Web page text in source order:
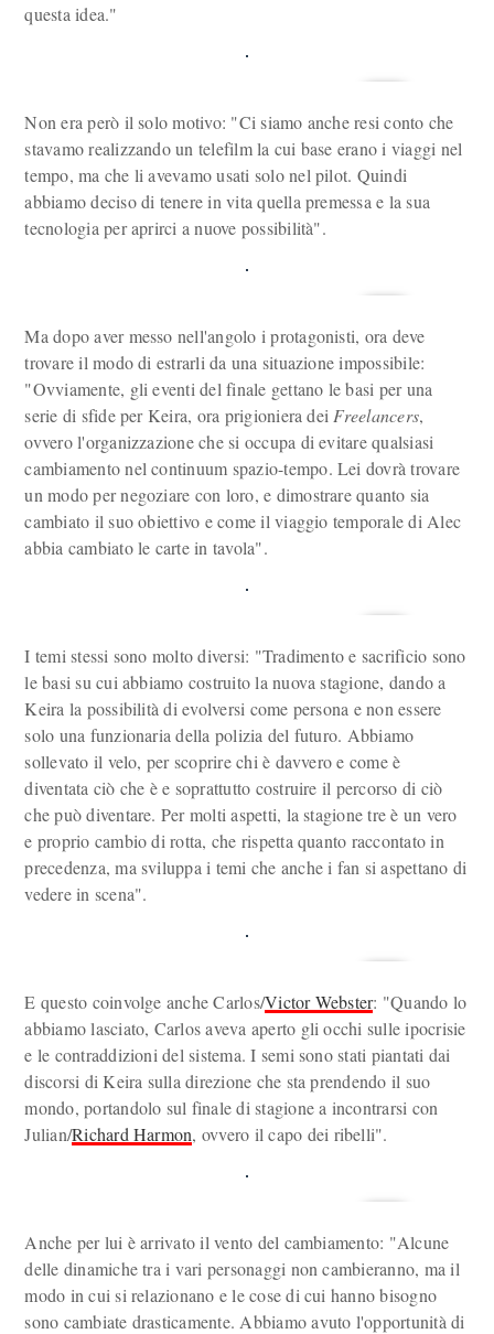
questa idea."
Non era però il solo motivo: "Ci siamo anche resi conto che
stavamo realizzando un telefilm la cui base erano i viaggi nel
tempo, ma che li avevamo usati solo nel pilot. Quindi
abbiamo deciso di tenere in vita quella premessa e la sua
tecnologia per aprirci a nuove possibilità".
Ma dopo aver messo nell'angolo i protagonisti, ora deve
trovare il modo di estrarli da una situazione impossibile:
"Ovviamente, gli eventi del finale gettano le basi per una
serie di sfide per Keira, ora prigioniera dei Freelancers,
ovvero l'organizzazione che si occupa di evitare qualsiasi
cambiamento nel continuum spazio-tempo. Lei dovrà trovare
un modo per negoziare con loro, e dimostrare quanto sia
cambiato il suo obiettivo e come il viaggio temporale di Alec
abbia cambiato le carte in tavola".
I temi stessi sono molto diversi: "Tradimento e sacrificio sono
le basi su cui abbiamo costruito la nuova stagione, dando a
Keira la possibilità di evolversi come persona e non essere
solo una funzionaria della polizia del futuro. Abbiamo
sollevato il velo, per scoprire chi è davvero e come è
diventata ciò che è e soprattutto costruire il percorso di ciò
che può diventare. Per molti aspetti, la stagione tre è un vero
e proprio cambio di rotta, che rispetta quanto raccontato in
precedenza, ma sviluppa i temi che anche i fan si aspettano di
vedere in scena".
E questo coinvolge anche Carlos/Victor Webster: "Quando lo
abbiamo lasciato, Carlos aveva aperto gli occhi sulle ipocrisie
e le contraddizioni del sistema. I semi sono stati piantati dai
discorsi di Keira sulla direzione che sta prendendo il suo
mondo, portandolo sul finale di stagione a incontrarsi con
Julian/Richard Harmon, ovvero il capo dei ribelli".
Anche per lui è arrivato il vento del cambiamento: "Alcune
delle dinamiche tra i vari personaggi non cambieranno, ma il
modo in cui si relazionano e le cose di cui hanno bisogno
sono cambiate drasticamente. Abbiamo avuto l'opportunità di